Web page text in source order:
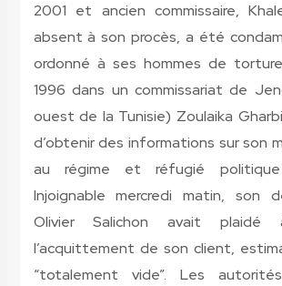
2001 et ancien commissaire,
absent à son procès, a été
ordonné à ses hommes de
1996 dans un commissariat de
ouest de la Tunisie) Zoulaika
d’obtenir des informations sur son
au régime et réfugié
Injoignable mercredi matin, son
Olivier Salichon avait plaidé
l’acquittement de son client,
“totalement vide”. Les